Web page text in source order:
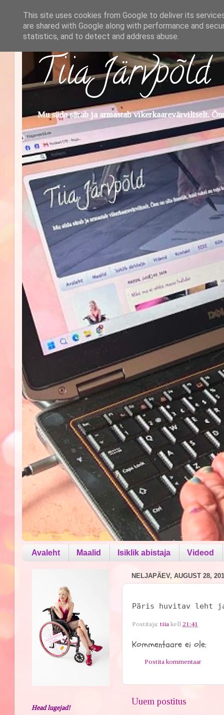
Tiia Järvpõld
Mu süda särab ja armastab vikerkaarevärviliselt.
Avaleht Maalid Isiklik abistaja Videod
NELJAPÄEV, AUGUST 28,
Päris huvitav leht
Postitaja:tiia kell 21:41
Kommentaare ei ole:
Postita kommentaar
Uuem postitus
Head lugejad!
This site uses cookies from Google to deliver its
are shared with Google along with performance and
statistics, and to detect and address abuse.